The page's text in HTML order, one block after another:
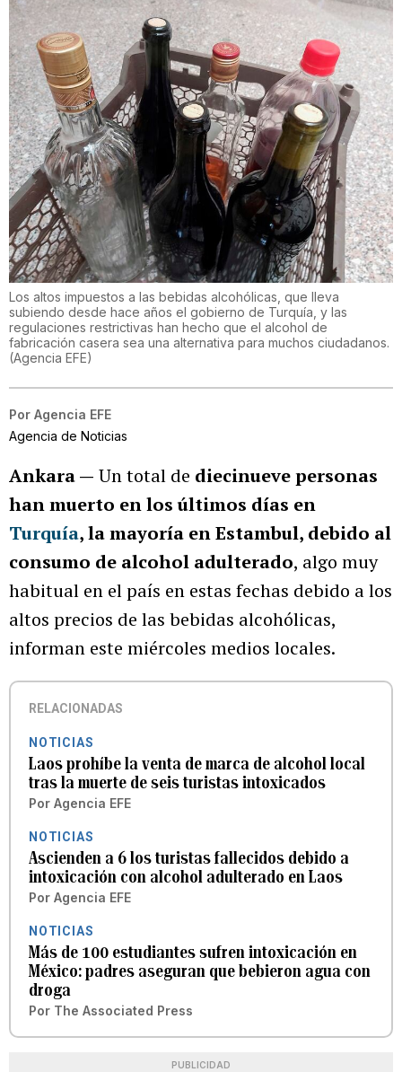
Los altos impuestos a las bebidas alcohólicas, que lleva
subiendo desde hace años el gobierno de Turquía, y las
regulaciones restrictivas han hecho que el alcohol de
fabricación casera sea una alternativa para muchos ciudadanos.
(Agencia EFE)
Por Agencia EFE
Agencia de Noticias
Ankara — Un total de diecinueve personas
han muerto en los últimos días en
Turquía, la mayoría en Estambul, debido al
consumo de alcohol adulterado, algo muy
habitual en el país en estas fechas debido a los
altos precios de las bebidas alcohólicas,
informan este miércoles medios locales.
RELACIONADAS
NOTICIAS
Laos prohíbe la venta de marca de alcohol local
tras la muerte de seis turistas intoxicados
Por Agencia EFE
NOTICIAS
Ascienden a 6 los turistas fallecidos debido a
intoxicación con alcohol adulterado en Laos
Por Agencia EFE
NOTICIAS
Más de 100 estudiantes sufren intoxicación en
México: padres aseguran que bebieron agua con
droga
Por The Associated Press
PUBLICIDAD